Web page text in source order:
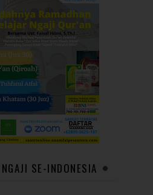
SE-INDONESIA